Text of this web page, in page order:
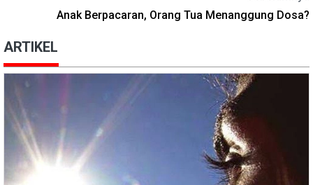
Anak Berpacaran, Orang Tua Menanggung Dosa?
ARTIKEL